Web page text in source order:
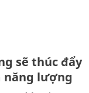
sẽ thúc đẩy
năng lượng